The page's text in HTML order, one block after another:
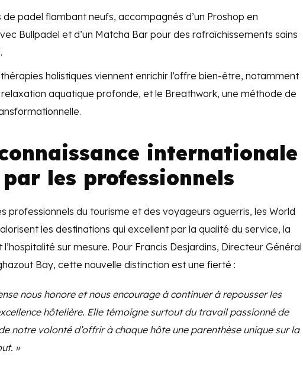
de padel flambant neufs, accompagnés d’un Proshop en
Bullpadel et d’un Matcha Bar pour des rafraîchissements sains
holistiques viennent enrichir l’offre bien-être, notamment
relaxation aquatique profonde, et le Breathwork, une méthode de
internationale
les professionnels
professionnels du tourisme et des voyageurs aguerris, les World
les destinations qui excellent par la qualité du service, la
sur mesure. Pour Francis Desjardins, Directeur Général
Bay, cette nouvelle distinction est une fierté :
nous honore et nous encourage à continuer à repousser les
hôtelière. Elle témoigne surtout du travail passionné de
notre volonté d’offrir à chaque hôte une parenthèse unique sur la
»